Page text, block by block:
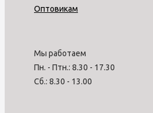
Оптовикам
Мы работаем
Пн. - Птн.: 8.30 - 17.30
Сб.: 8.30 - 13.00